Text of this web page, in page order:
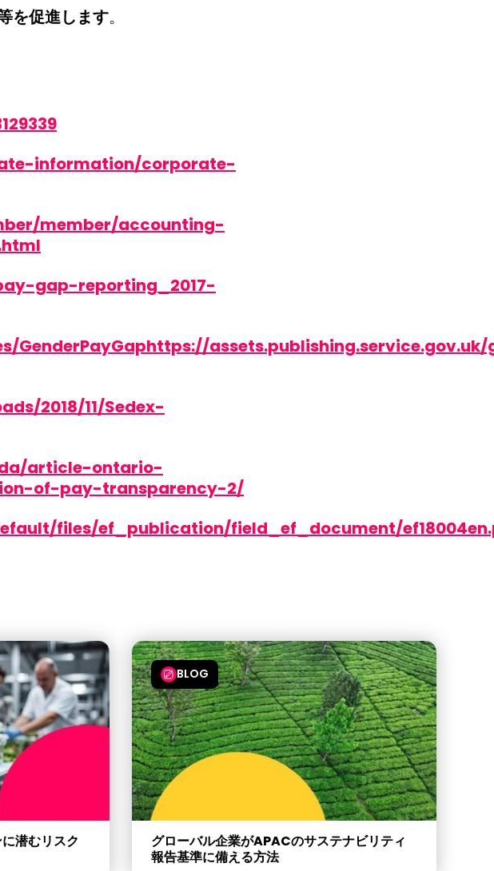
を促進します。
information/corporate-
member/accounting-
gap-reporting_2017-
GenderPayGaphttps://
2018/11/Sedex-
article-ontario-
of-pay-transparency-2/
files/ef_publication/field_ef_document/
潜むリスク
BLOG
グローバル企業がAPACのサステナビリティ
報告基準に備える方法